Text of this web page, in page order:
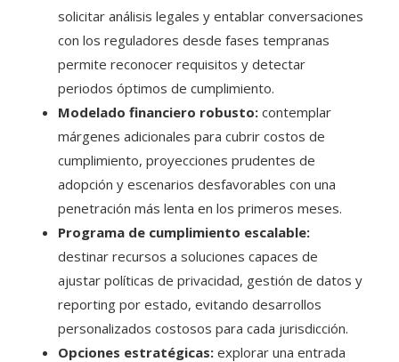
solicitar análisis legales y entablar conversaciones
con los reguladores desde fases tempranas
permite reconocer requisitos y detectar
periodos óptimos de cumplimiento.
Modelado financiero robusto: contemplar
márgenes adicionales para cubrir costos de
cumplimiento, proyecciones prudentes de
adopción y escenarios desfavorables con una
penetración más lenta en los primeros meses.
Programa de cumplimiento escalable:
destinar recursos a soluciones capaces de
ajustar políticas de privacidad, gestión de datos y
reporting por estado, evitando desarrollos
personalizados costosos para cada jurisdicción.
Opciones estratégicas: explorar una entrada